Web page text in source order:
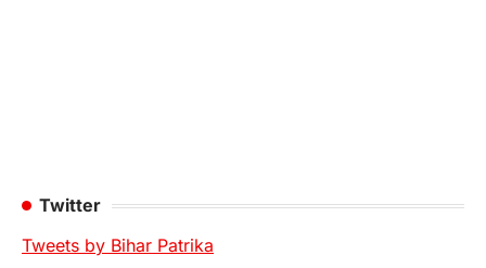
Twitter
Tweets by Bihar Patrika